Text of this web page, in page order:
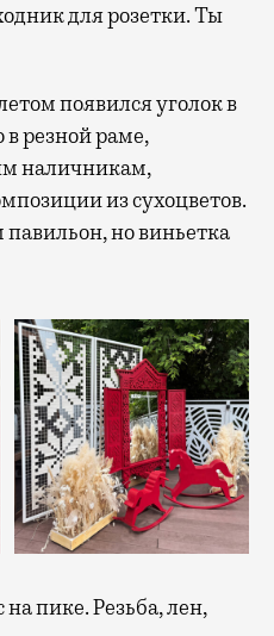
для розетки. Ты
появился уголок в
резной раме,
наличникам,
из сухоцветов.
павильон, но виньетка
пике. Резьба, лен,